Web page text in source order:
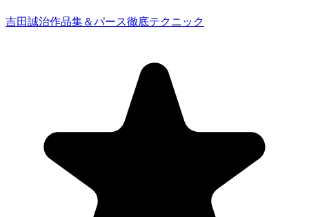
吉田誠治作品集＆パース徹底テクニック